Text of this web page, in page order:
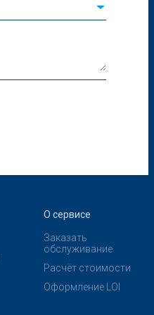
О сервисе
Заказать
обслуживание
Расчёт стоимости
Оформление LOI